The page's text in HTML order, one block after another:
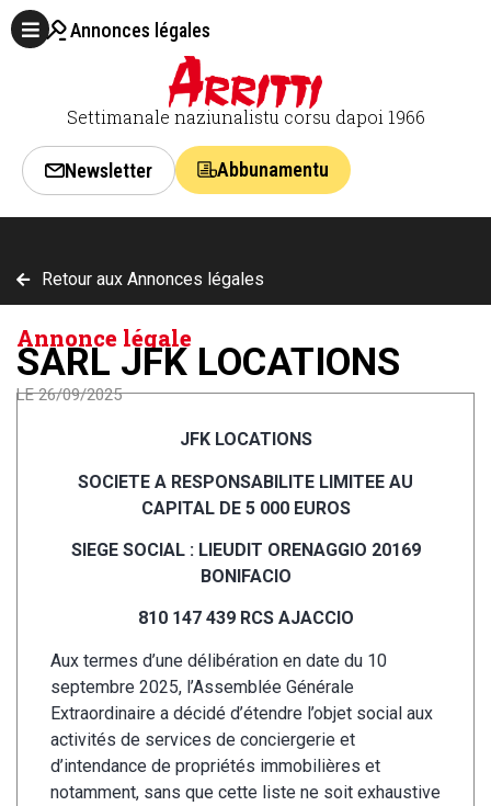
Annonces légales
Settimanale naziunalistu corsu dapoi 1966
Newsletter Abbunamentu
Retour aux Annonces légales
Annonce légale
SARL JFK LOCATIONS
LE 26/09/2025
JFK LOCATIONS
SOCIETE A RESPONSABILITE LIMITEE AU
CAPITAL DE 5 000 EUROS
SIEGE SOCIAL : LIEUDIT ORENAGGIO 20169
BONIFACIO
810 147 439 RCS AJACCIO
Aux termes d’une délibération en date du 10
septembre 2025, l’Assemblée Générale
Extraordinaire a décidé d’étendre l’objet social aux
activités de services de conciergerie et
d’intendance de propriétés immobilières et
notamment, sans que cette liste ne soit exhaustive